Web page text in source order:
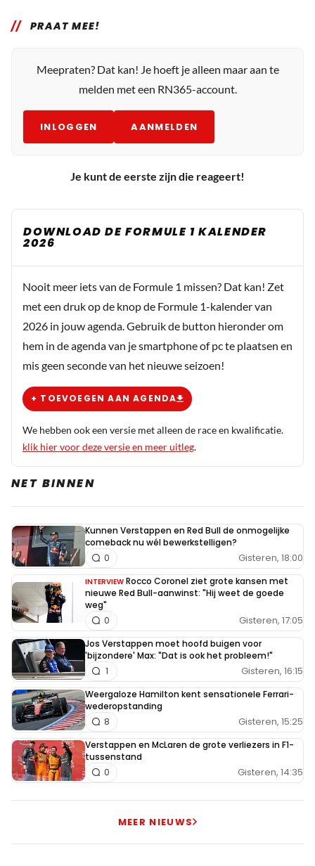
PRAAT MEE!
Meepraten? Dat kan! Je hoeft je alleen maar aan te
melden met een RN365-account.
INLOGGEN AANMELDEN
Je kunt de eerste zijn die reageert!
DOWNLOAD DE FORMULE 1 KALENDER
2026
Nooit meer iets van de Formule 1 missen? Dat kan! Zet
met een druk op de knop de Formule 1-kalender van
2026 in jouw agenda. Gebruik de button hieronder om
hem in de agenda van je smartphone of pc te plaatsen en
mis geen seconde van het nieuwe seizoen!
+ TOEVOEGEN AAN AGENDA
We hebben ook een versie met alleen de race en kwalificatie.
klik hier voor deze versie en meer uitleg.
NET BINNEN
Kunnen Verstappen en Red Bull de onmogelijke
comeback nu wél bewerkstelligen?
Gisteren, 18:00
0
INTERVIEW Rocco Coronel ziet grote kansen met
nieuwe Red Bull-aanwinst: "Hij weet de goede
weg"
Gisteren, 17:05
0
Jos Verstappen moet hoofd buigen voor
'bijzondere' Max: "Dat is ook het probleem!"
Gisteren, 16:15
1
Weergaloze Hamilton kent sensationele Ferrari-
wederopstanding
Gisteren, 15:25
8
Verstappen en McLaren de grote verliezers in F1-
tussenstand
Gisteren, 14:35
0
MEER NIEUWS